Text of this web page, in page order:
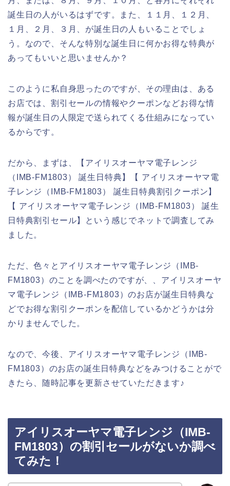
誕生日の人がいるはずです。また、１１月、１２月、
１月、２月、３月、が誕生日の人もいることでしょ
う。なので、そんな特別な誕生日に何かお得な特典が
あってもいいと思いませんか？
このように私自身思ったのですが、その理由は、ある
お店では、割引セールの情報やクーポンなどお得な情
報が誕生日の人限定で送られてくる仕組みになってい
るからです。
だから、まずは、【アイリスオーヤマ電子レンジ
（IMB-FM1803） 誕生日特典】【 アイリスオーヤマ電
子レンジ（IMB-FM1803） 誕生日特典割引クーポン】
【 アイリスオーヤマ電子レンジ（IMB-FM1803） 誕生
日特典割引セール】という感じでネットで調査してみ
ました。
ただ、色々とアイリスオーヤマ電子レンジ（IMB-
FM1803）のことを調べたのですが、、アイリスオーヤ
マ電子レンジ（IMB-FM1803）のお店が誕生日特典な
どでお得な割引クーポンを配信しているかどうかは分
かりませんでした。
なので、今後、アイリスオーヤマ電子レンジ（IMB-
FM1803）のお店の誕生日特典などをみつけることがで
きたら、随時記事を更新させていただきます♪
アイリスオーヤマ電子レンジ（IMB-
FM1803）の割引セールがないか調べ
てみた！